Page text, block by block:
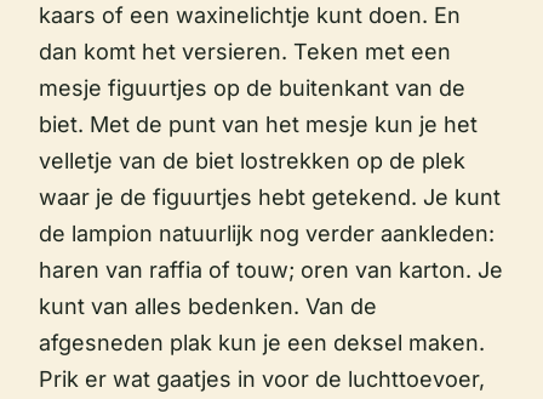
kaars of een waxinelichtje kunt doen. En
dan komt het versieren. Teken met een
mesje figuurtjes op de buitenkant van de
biet. Met de punt van het mesje kun je het
velletje van de biet lostrekken op de plek
waar je de figuurtjes hebt getekend. Je kunt
de lampion natuurlijk nog verder aankleden:
haren van raffia of touw; oren van karton. Je
kunt van alles bedenken. Van de
afgesneden plak kun je een deksel maken.
Prik er wat gaatjes in voor de luchttoevoer,